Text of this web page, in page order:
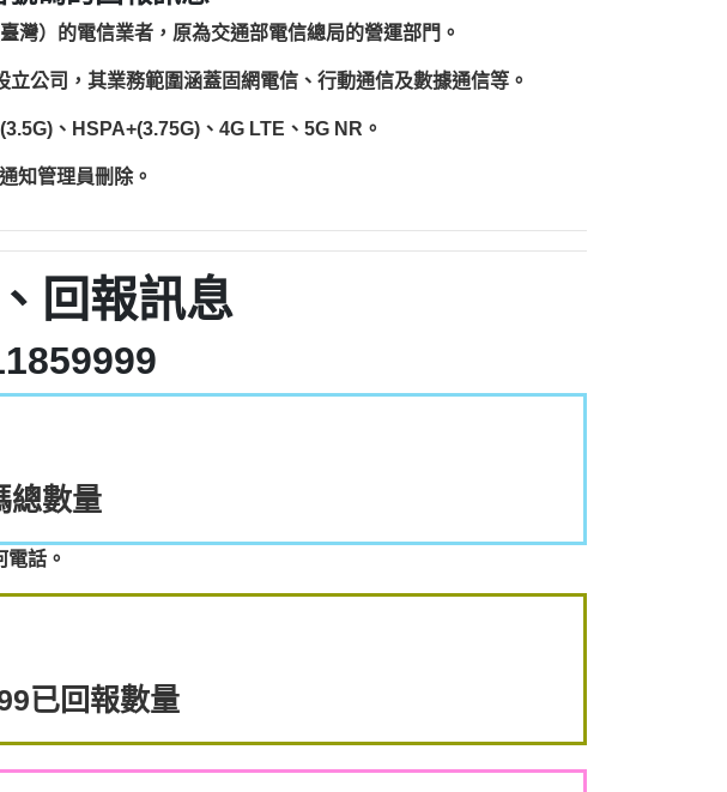
灣）的電信業者，原為交通部電信總局的營運部門。
公司，其業務範圍涵蓋固網電信、行動通信及數據通信等。
、HSPA+(3.75G)、4G LTE、5G NR。
知管理員刪除。
回報訊息
總數量
話。
已回報數量